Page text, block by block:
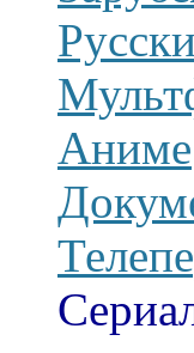
Аниме